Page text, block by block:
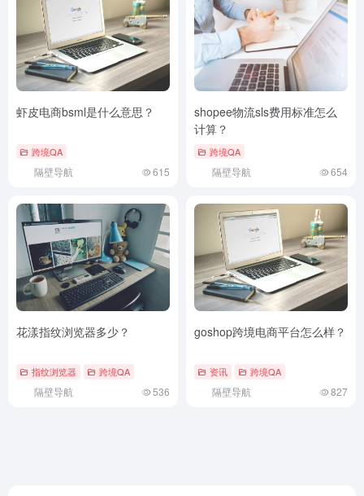
虾皮电商bsml是什么意思？
跨境QA
隔壁导航 615
shopee物流sls费用标准怎么
计算？
跨境QA
隔壁导航 654
花漾指纹浏览器多少？
指纹浏览器 跨境QA
隔壁导航 536
goshop跨境电商平台怎么样？
资讯 跨境QA
隔壁导航 827